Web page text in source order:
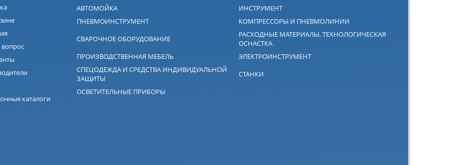
вопрос
каталоги
АВТОМОЙКА
ИНСТРУМЕНТ
ПНЕВМОИНСТРУМЕНТ
КОМПРЕССОРЫ И ПНЕВМОЛИНИИ
СВАРОЧНОЕ ОБОРУДОВАНИЕ
РАСХОДНЫЕ МАТЕРИАЛЫ, ТЕХНОЛОГИЧЕСКАЯ
ОСНАСТКА
ПРОИЗВОДСТВЕННАЯ МЕБЕЛЬ
ЭЛЕКТРОИНСТРУМЕНТ
СПЕЦОДЕЖДА И СРЕДСТВА ИНДИВИДУАЛЬНОЙ
ЗАЩИТЫ
СТАНКИ
ОСВЕТИТЕЛЬНЫЕ ПРИБОРЫ